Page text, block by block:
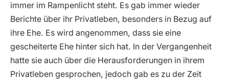
immer im Rampenlicht steht. Es gab immer wieder
Berichte über ihr Privatleben, besonders in Bezug auf
ihre Ehe. Es wird angenommen, dass sie eine
gescheiterte Ehe hinter sich hat. In der Vergangenheit
hatte sie auch über die Herausforderungen in ihrem
Privatleben gesprochen, jedoch gab es zu der Zeit